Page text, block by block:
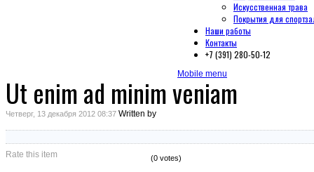
Искусственная трава
Покрытия для
Наши работы
Контакты
+7 (391) 280-50-12
Mobile menu
Ut enim ad minim veniam
Четверг, 13 декабря 2012 08:37 Written by
Rate this item (0 votes)